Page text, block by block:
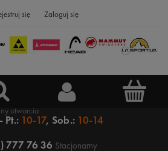
się Zaloguj się
Pt.: 10-17, Sob.: 10-14
777 76 36 Stacjonarny